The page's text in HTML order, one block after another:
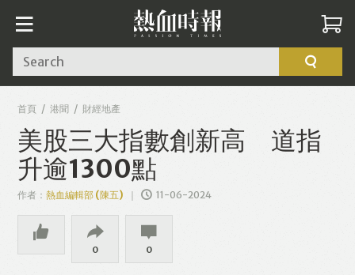
Search
首頁 港聞 財經地產
美股三大指數創新高 道指
升逾1300點
作者：熱血編輯部 (陳五) 11-06-2024
0 0